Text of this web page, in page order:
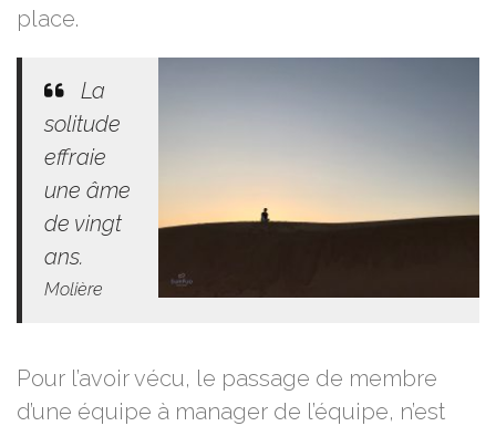
place.
La
solitude
effraie
une âme
de vingt
ans.
Molière
Pour l’avoir vécu, le passage de membre
d’une équipe à manager de l’équipe, n’est